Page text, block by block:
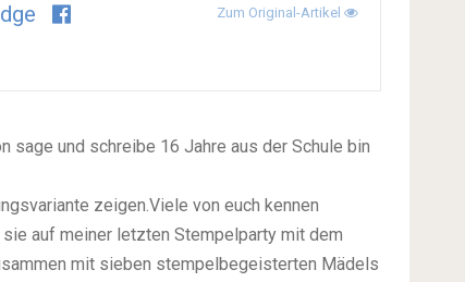
Zum Original-Artikel
sage und schreibe 16 Jahre aus der Schule bin
zeigen.Viele von euch kennen
auf meiner letzten Stempelparty mit dem
mit sieben stempelbegeisterten Mädels